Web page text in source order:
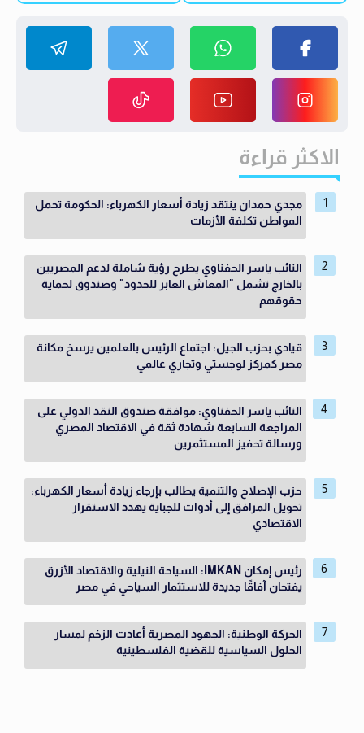
الاكثر قراءة
مجدي حمدان ينتقد زيادة أسعار الكهرباء: الحكومة تحمل
المواطن تكلفة الأزمات
النائب ياسر الحفناوي يطرح رؤية شاملة لدعم المصريين
بالخارج تشمل "المعاش العابر للحدود" وصندوق لحماية
حقوقهم
قيادي بحزب الجيل: اجتماع الرئيس بالعلمين يرسخ مكانة
مصر كمركز لوجستي وتجاري عالمي
النائب ياسر الحفناوي: موافقة صندوق النقد الدولي على
المراجعة السابعة شهادة ثقة في الاقتصاد المصري
ورسالة تحفيز المستثمرين
حزب الإصلاح والتنمية يطالب بإرجاء زيادة أسعار الكهرباء:
تحويل المرافق إلى أدوات للجباية يهدد الاستقرار
الاقتصادي
رئيس إمكان IMKAN: السياحة النيلية والاقتصاد الأزرق
يفتحان آفاقًا جديدة للاستثمار السياحي في مصر
الحركة الوطنية: الجهود المصرية أعادت الزخم لمسار
الحلول السياسية للقضية الفلسطينية